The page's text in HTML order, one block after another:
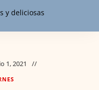
y deliciosas
1, 2021